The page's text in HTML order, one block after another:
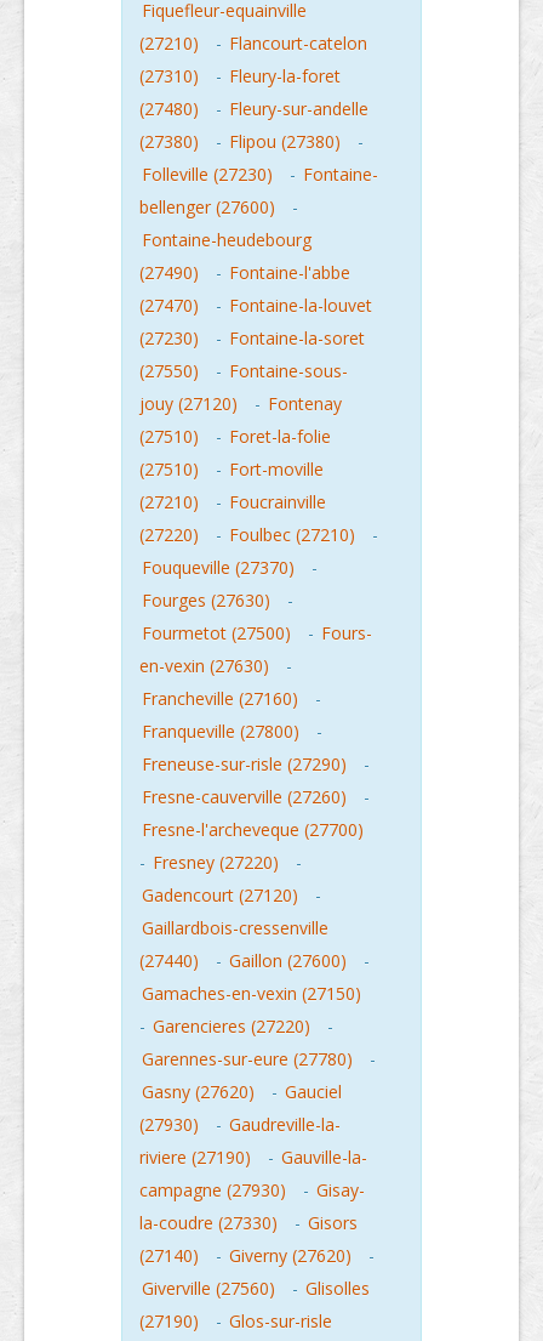
Fiquefleur-equainville
(27210)
- Flancourt-catelon
(27310)
- Fleury-la-foret
(27480)
- Fleury-sur-andelle
(27380)
- Flipou (27380)
-
Folleville (27230)
- Fontaine-
bellenger (27600)
-
Fontaine-heudebourg
(27490)
- Fontaine-l'abbe
(27470)
- Fontaine-la-louvet
(27230)
- Fontaine-la-soret
(27550)
- Fontaine-sous-
jouy (27120)
- Fontenay
(27510)
- Foret-la-folie
(27510)
- Fort-moville
(27210)
- Foucrainville
(27220)
- Foulbec (27210)
-
Fouqueville (27370)
-
Fourges (27630)
-
Fourmetot (27500)
- Fours-
en-vexin (27630)
-
Francheville (27160)
-
Franqueville (27800)
-
Freneuse-sur-risle (27290)
-
Fresne-cauverville (27260)
-
Fresne-l'archeveque (27700)
- Fresney (27220)
-
Gadencourt (27120)
-
Gaillardbois-cressenville
(27440)
- Gaillon (27600)
-
Gamaches-en-vexin (27150)
- Garencieres (27220)
-
Garennes-sur-eure (27780)
-
Gasny (27620)
- Gauciel
(27930)
- Gaudreville-la-
riviere (27190)
- Gauville-la-
campagne (27930)
- Gisay-
la-coudre (27330)
- Gisors
(27140)
- Giverny (27620)
-
Giverville (27560)
- Glisolles
(27190)
- Glos-sur-risle